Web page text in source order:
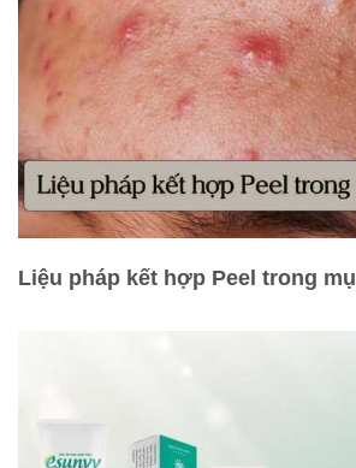
Liệu pháp kết hợp Peel trong